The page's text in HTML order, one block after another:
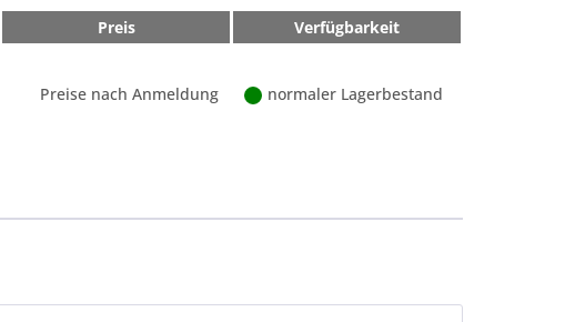
Preis Verfügbarkeit
Preise nach Anmeldung normaler Lagerbestand